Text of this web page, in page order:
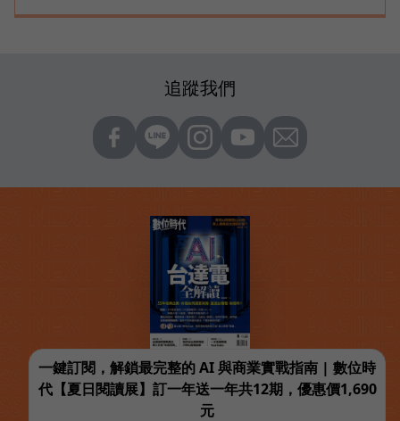
追蹤我們
一鍵訂閱，解鎖最完整的 AI 與商業實戰指南 | 數位時
代【夏日閱讀展】訂一年送一年共12期，優惠價1,690
元